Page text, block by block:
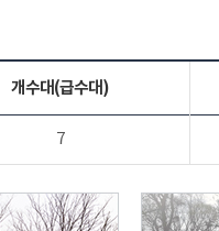
개수대(급수대)
7